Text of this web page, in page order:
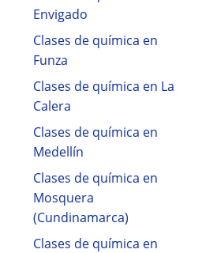
Envigado
Clases de química en
Funza
Clases de química en La
Calera
Clases de química en
Medellín
Clases de química en
Mosquera
(Cundinamarca)
Clases de química en